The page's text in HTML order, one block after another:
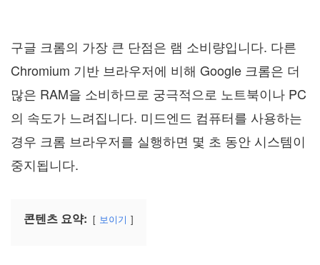
구글 크롬의 가장 큰 단점은 램 소비량입니다. 다른
Chromium 기반 브라우저에 비해 Google 크롬은 더
많은 RAM을 소비하므로 궁극적으로 노트북이나 PC
의 속도가 느려집니다. 미드엔드 컴퓨터를 사용하는
경우 크롬 브라우저를 실행하면 몇 초 동안 시스템이
중지됩니다.
콘텐츠 요약: 보이기